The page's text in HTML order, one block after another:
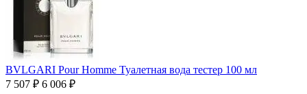
BVLGARI Pour Homme Туалетная вода тестер 100 мл
7 507 ₽ 6 006 ₽